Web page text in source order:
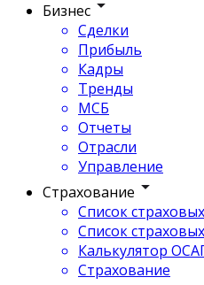
Бизнес
Сделки
Прибыль
Кадры
Тренды
МСБ
Отчеты
Отрасли
Управление
Страхование
Список
Список
Калькулятор
Страхование